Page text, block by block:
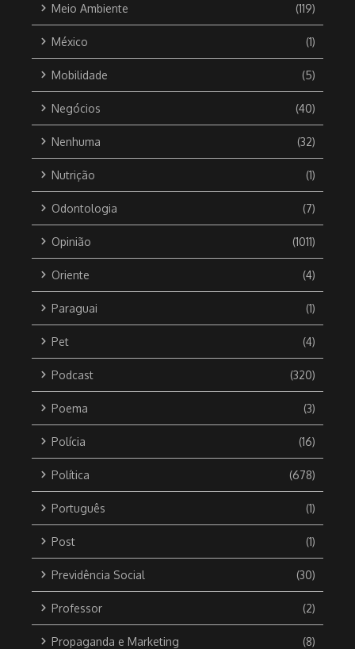
Meio Ambiente (119)
México (1)
Mobilidade (5)
Negócios (40)
Nenhuma (32)
Nutrição (1)
Odontologia (7)
Opinião (1011)
Oriente (4)
Paraguai (1)
Pet (4)
Podcast (320)
Poema (3)
Polícia (16)
Política (678)
Português (1)
Post (1)
Previdência Social (30)
Professor (2)
Propaganda e Marketing (8)